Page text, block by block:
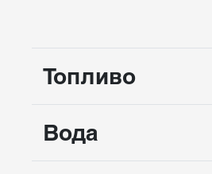
Топливо
Вода